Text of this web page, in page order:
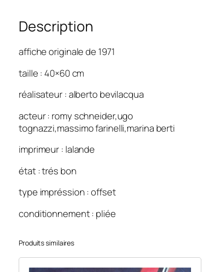
Description
affiche originale de 1971
taille : 40×60 cm
réalisateur : alberto bevilacqua
acteur : romy schneider,ugo
tognazzi,massimo farinelli,marina berti
imprimeur : lalande
état : trés bon
type impréssion : offset
conditionnement : pliée
Produits similaires